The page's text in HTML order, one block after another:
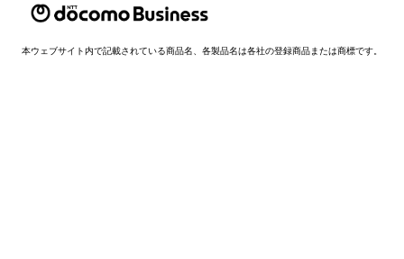
本ウェブサイト内で記載されている商品名、各製品名は各社の登録商品または商標です。